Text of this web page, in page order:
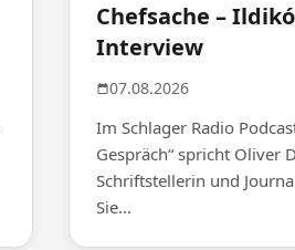
Chefsache –
Interview
07.08.2026
Im Schlager Radio
Gespräch“ spricht Oliver
Schriftstellerin und
Sie...